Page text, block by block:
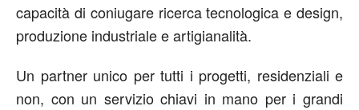
capacità di coniugare ricerca tecnologica e design,
produzione industriale e artigianalità.
Un partner unico per tutti i progetti, residenziali e
non, con un servizio chiavi in mano per i grandi